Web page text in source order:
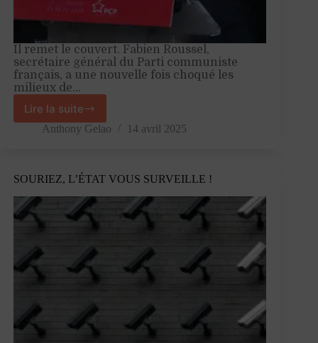
Il remet le couvert. Fabien Roussel,
secrétaire général du Parti communiste
français, a une nouvelle fois choqué les
milieux de…
Lire la suite
La
gauche
production,
et
pas
redistribution
Anthony Gelao 14 avril 2025
SOURIEZ, L’ÉTAT VOUS SURVEILLE !